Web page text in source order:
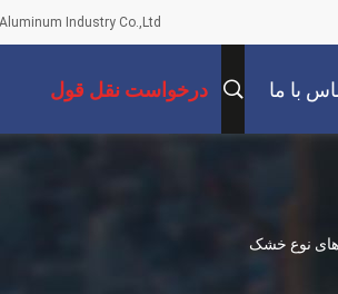
Industry Co.,Ltd.
با ما درخواست نقل قول